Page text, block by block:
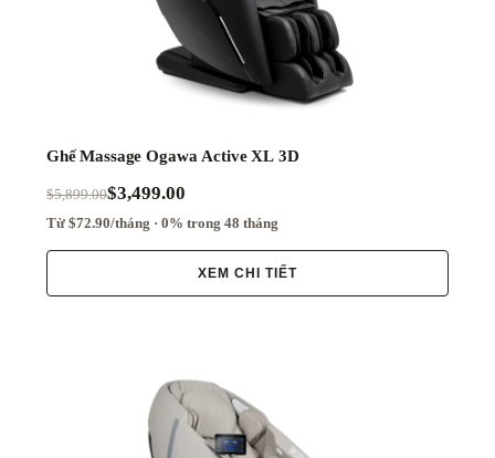
Ghế Massage Ogawa Active XL 3D
$5,899.00$3,499.00
Từ $72.90/tháng · 0% trong 48 tháng
XEM CHI TIẾT